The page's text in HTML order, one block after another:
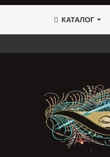
КАТАЛОГ